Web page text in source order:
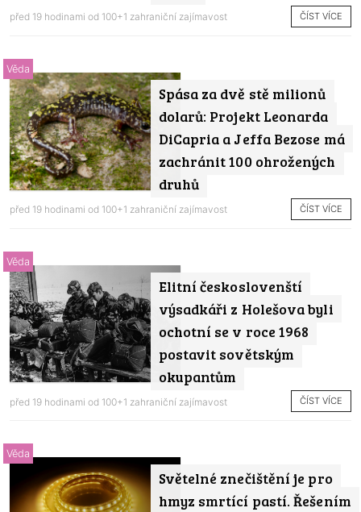
před 19 hodinami od 100+1 zahraniční zajímavost ČÍST VÍCE
Spása za dvě stě milionů
dolarů: Projekt Leonarda
DiCapria a Jeffa Bezose má
zachránit 100 ohrožených
druhů
Věda
před 19 hodinami od 100+1 zahraniční zajímavost ČÍST VÍCE
Elitní českoslovenští
výsadkáři z Holešova byli
ochotní se v roce 1968
postavit sovětským
okupantům
Věda
před 19 hodinami od 100+1 zahraniční zajímavost ČÍST VÍCE
Světelné znečištění je pro
hmyz smrtící pastí. Řešením
Věda